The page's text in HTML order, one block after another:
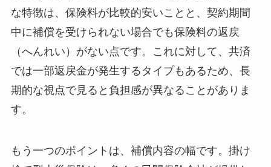
な特徴は、保険料が比較的安いことと、契約期間
中に補償を受けられない場合でも保険料の返戻
（へんれい）がない点です。これに対して、共済
では一部返戻金が発生するタイプもあるため、長
期的な視点で見ると負担感が異なることがありま
す。
もう一つのポイントは、補償内容の幅です。掛け